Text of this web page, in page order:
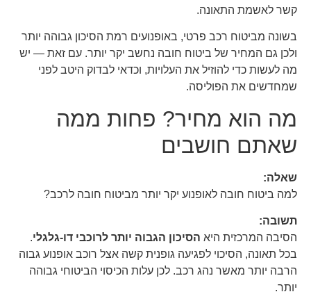
קשר לאשמת התאונה.
בשונה מביטוח רכב פרטי, באופנועים רמת הסיכון גבוהה יותר
ולכן גם המחיר של ביטוח חובה נחשב יקר יותר. עם זאת — יש
מה לעשות כדי להוזיל את העלויות, וכדאי לבדוק היטב לפני
שמחדשים את הפוליסה.
מה הוא מחיר? פחות ממה
שאתם חושבים
שאלה:
למה ביטוח חובה לאופנוע יקר יותר מביטוח חובה לרכב?
תשובה:
הסיבה המרכזית היא הסיכון הגבוה יותר לרוכבי דו-גלגלי.
בכל תאונה, הסיכוי לפגיעה גופנית קשה אצל רוכב אופנוע גבוה
הרבה יותר מאשר נהג רכב. לכן עלות הכיסוי הביטוחי גבוהה
יותר.